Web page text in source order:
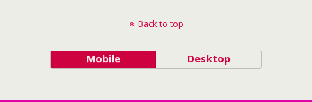
Back to top
Mobile Desktop